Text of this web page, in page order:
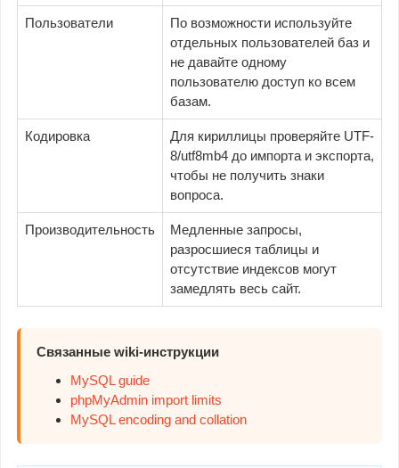
Пользователи
По возможности используйте
отдельных пользователей баз и
не давайте одному
пользователю доступ ко всем
базам.
Кодировка
Для кириллицы проверяйте UTF-
8/utf8mb4 до импорта и экспорта,
чтобы не получить знаки
вопроса.
Производительность
Медленные запросы,
разросшиеся таблицы и
отсутствие индексов могут
замедлять весь сайт.
Связанные wiki-инструкции
MySQL guide
phpMyAdmin import limits
MySQL encoding and collation